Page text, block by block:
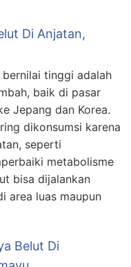
Di Anjatan,
tinggi adalah
baik di pasar
Jepang dan Korea.
dikonsumsi karena
seperti
metabolisme
bisa dijalankan
area luas maupun
Belut Di